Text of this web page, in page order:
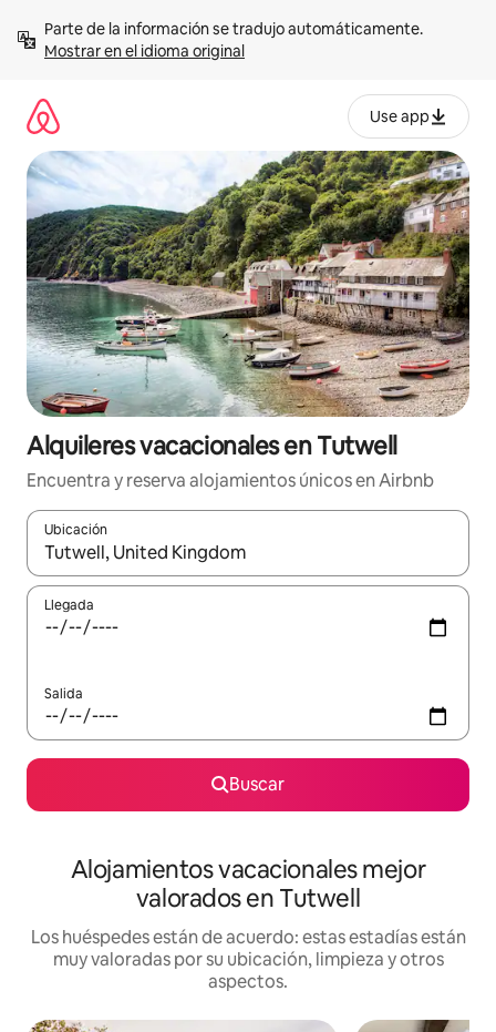
contenidoMostrar en el idioma original
Use app
Alquileres vacacionales en Tutwell
Encuentra y reserva alojamientos únicos en Airbnb
Ubicación
Cuando los resultados estén disponibles, navega con las
Llegada
Salida
Buscar
Alojamientos vacacionales mejor
valorados en Tutwell
Los huéspedes están de acuerdo: estas estadías están
muy valoradas por su ubicación, limpieza y otros
aspectos.